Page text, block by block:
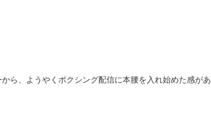
ら、ようやくボクシング配信に本腰を入れ始めた感があ